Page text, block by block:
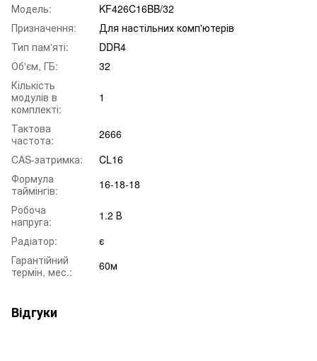
Модель:
KF426C16BB/32
Призначення:
Для настільних комп'ютерів
Тип пам'яті:
DDR4
Об'єм, ГБ:
32
Кількість
модулів в
комплекті:
1
Тактова
частота:
2666
CAS-затримка:
CL16
Формула
таймінгів:
16-18-18
Робоча
напруга:
1.2 В
Радіатор:
є
Гарантійний
термін, мес.:
60м
Відгуки